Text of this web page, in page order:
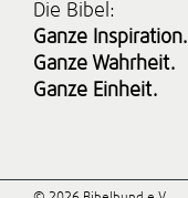
Die Bibel:
Ganze Inspiration.
Ganze Wahrheit.
Ganze Einheit.